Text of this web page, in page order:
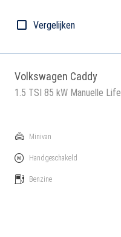
Vergelijken
Volkswagen Caddy
1.5 TSI 85 kW Manuelle Life
Minivan
Handgeschakeld
Benzine